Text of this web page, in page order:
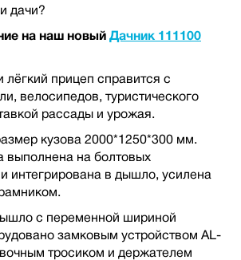
дачи?
на наш новый Дачник 111100
прицеп справится с
велосипедов, туристического
рассады и урожая.
кузова 2000*1250*300 мм.
выполнена на болтовых
интегрирована в дышло, усилена
с переменной шириной
замковым устройством AL-
тросиком и держателем